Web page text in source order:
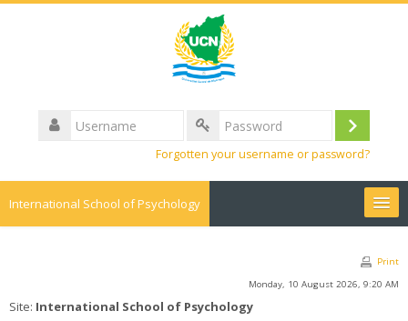
Username
Log
Forgotten your username or password?
International School of Psychology
courses
Print
Monday, 10 August 2026, 9:20 AM
Site: International School of Psychology